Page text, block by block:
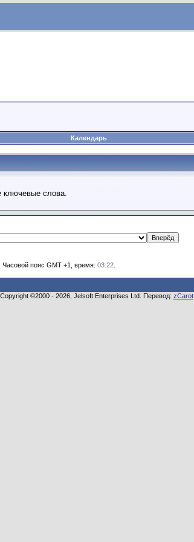
Календарь
ключевые слова.
Часовой пояс GMT +1, время: 03:22.
©2000 - 2026, Jelsoft Enterprises Ltd. Перевод: zCarot.